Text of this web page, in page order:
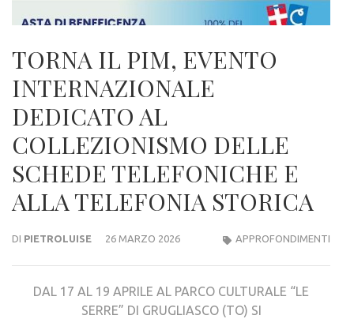
TORNA IL PIM, EVENTO
INTERNAZIONALE
DEDICATO AL
COLLEZIONISMO DELLE
SCHEDE TELEFONICHE E
ALLA TELEFONIA STORICA
DI PIETROLUISE 26 MARZO 2026 APPROFONDIMENTI
DAL 17 AL 19 APRILE AL PARCO CULTURALE “LE
SERRE” DI GRUGLIASCO (TO) SI